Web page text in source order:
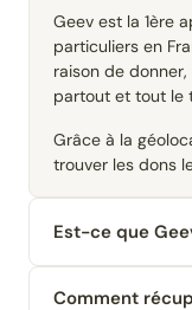
Geev est la 1ère
particuliers en
raison de
partout et tout le
Grâce à la
trouver les dons
Est-ce que
Comment